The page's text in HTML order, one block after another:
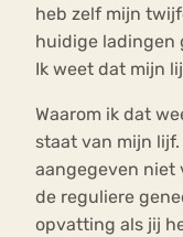
heb zelf mijn
huidige ladingen
Ik weet dat mijn
Waarom ik dat
staat van mijn
aangegeven niet
de reguliere
opvatting als jij